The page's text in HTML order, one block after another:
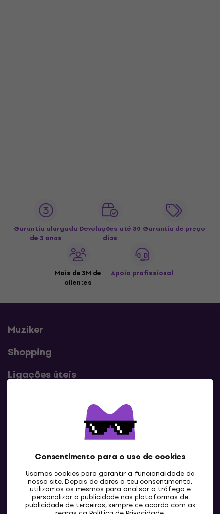
Consentimento para o uso de cookies
Usamos cookies para garantir a funcionalidade do
nosso site. Depois de dares o teu consentimento,
utilizamos os mesmos para analisar o tráfego e
personalizar a publicidade nas plataformas de
publicidade de terceiros, sempre de acordo com as
Garantia alargada
de 3 anos
Devoluções até 30
dias
Garantia de preço
Mais de 3M de
clientes
Apoio profissional
Muziker
Shopping
Ligações úteis
Contatos
Contacta-nos